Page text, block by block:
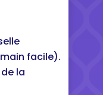
facile).
la